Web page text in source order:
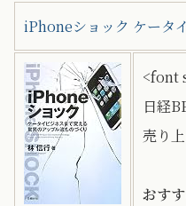
iPhoneショック ケータ
<font
日経
売り
おす